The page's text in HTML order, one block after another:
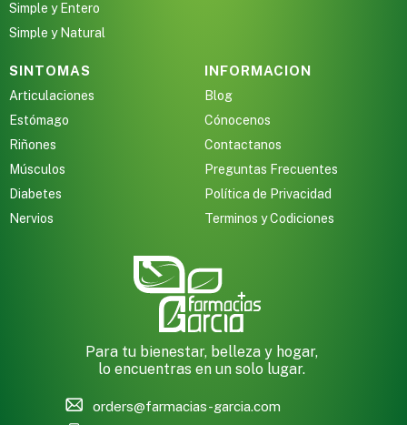
y Suplementos )
Simple y Entero
Simple y Natural
SINTOMAS
Articulaciones
Estómago
Riñones
Músculos
Diabetes
Nervios
INFORMACION
Blog
Cónocenos
Contactanos
Preguntas Frecuentes
Política de Privacidad
Terminos y Codiciones
Para tu bienestar, belleza y hogar,
lo encuentras en un solo lugar.
orders@farmacias-garcia.com